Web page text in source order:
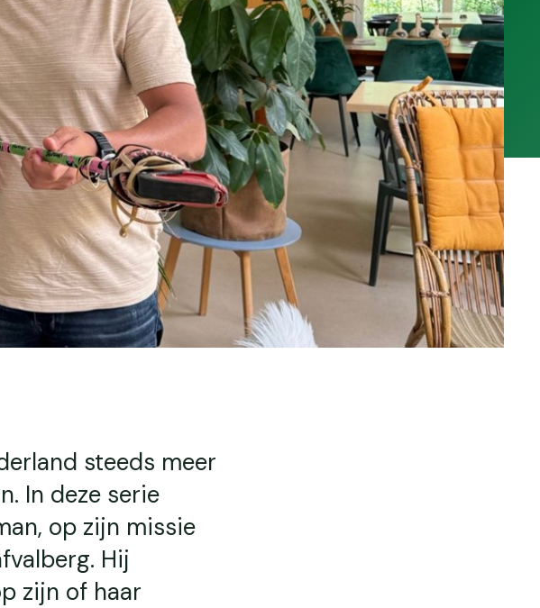
steeds meer
In deze serie
op zijn missie
Hij
zijn of haar